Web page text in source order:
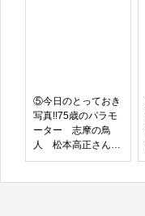
⑤今日のとっておき
写真!!75歳のパラモ
ーター 志摩の鳥
人 松本高正さん
国府の浜を上空飛行